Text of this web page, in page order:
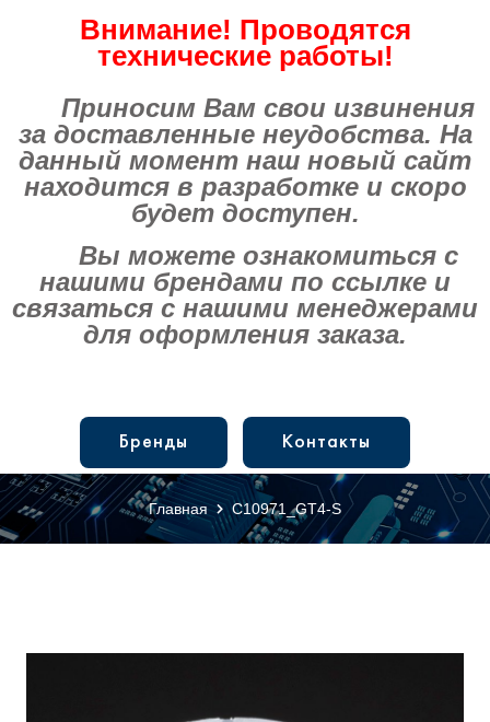
Внимание! Проводятся
технические работы!
Приносим Вам свои извинения
за доставленные неудобства. На
данный момент наш новый сайт
находится в разработке и скоро
будет доступен.
Вы можете ознакомиться с
нашими брендами по ссылке и
связаться с нашими менеджерами
для оформления заказа.
Бренды Контакты
Главная C10971_GT4-S